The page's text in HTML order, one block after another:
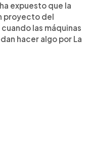
expuesto que la
proyecto del
las máquinas
hacer algo por La